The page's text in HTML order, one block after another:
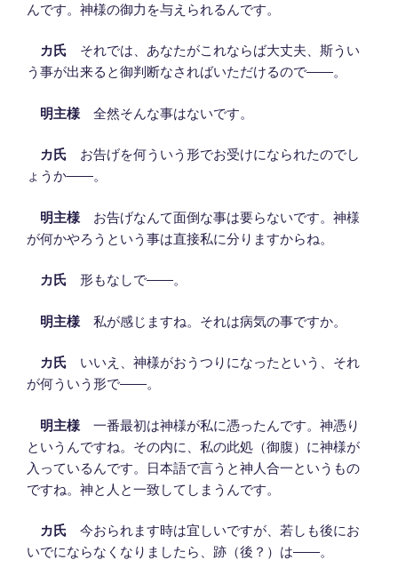
んです。神様の御力を与えられるんです。
カ氏 それでは、あなたがこれならば大丈夫、斯うい
う事が出来ると御判断なさればいただけるので――。
明主様 全然そんな事はないです。
カ氏 お告げを何ういう形でお受けになられたのでし
ょうか――。
明主様 お告げなんて面倒な事は要らないです。神様
が何かやろうという事は直接私に分りますからね。
カ氏 形もなしで――。
明主様 私が感じますね。それは病気の事ですか。
カ氏 いいえ、神様がおうつりになったという、それ
が何ういう形で――。
明主様 一番最初は神様が私に憑ったんです。神憑り
というんですね。その内に、私の此処（御腹）に神様が
入っているんです。日本語で言うと神人合一というもの
ですね。神と人と一致してしまうんです。
カ氏 今おられます時は宜しいですが、若しも後にお
いでにならなくなりましたら、跡（後？）は――。